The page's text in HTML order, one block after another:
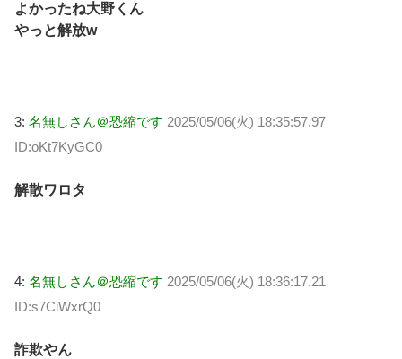
よかったね大野くん
やっと解放w
3: 名無しさん＠恐縮です 2025/05/06(火) 18:35:57.97
ID:oKt7KyGC0
解散ワロタ
4: 名無しさん＠恐縮です 2025/05/06(火) 18:36:17.21
ID:s7CiWxrQ0
詐欺やん